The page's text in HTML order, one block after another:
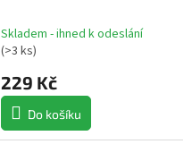
Skladem - ihned k odeslání
(>3 ks)
229 Kč
Do košíku